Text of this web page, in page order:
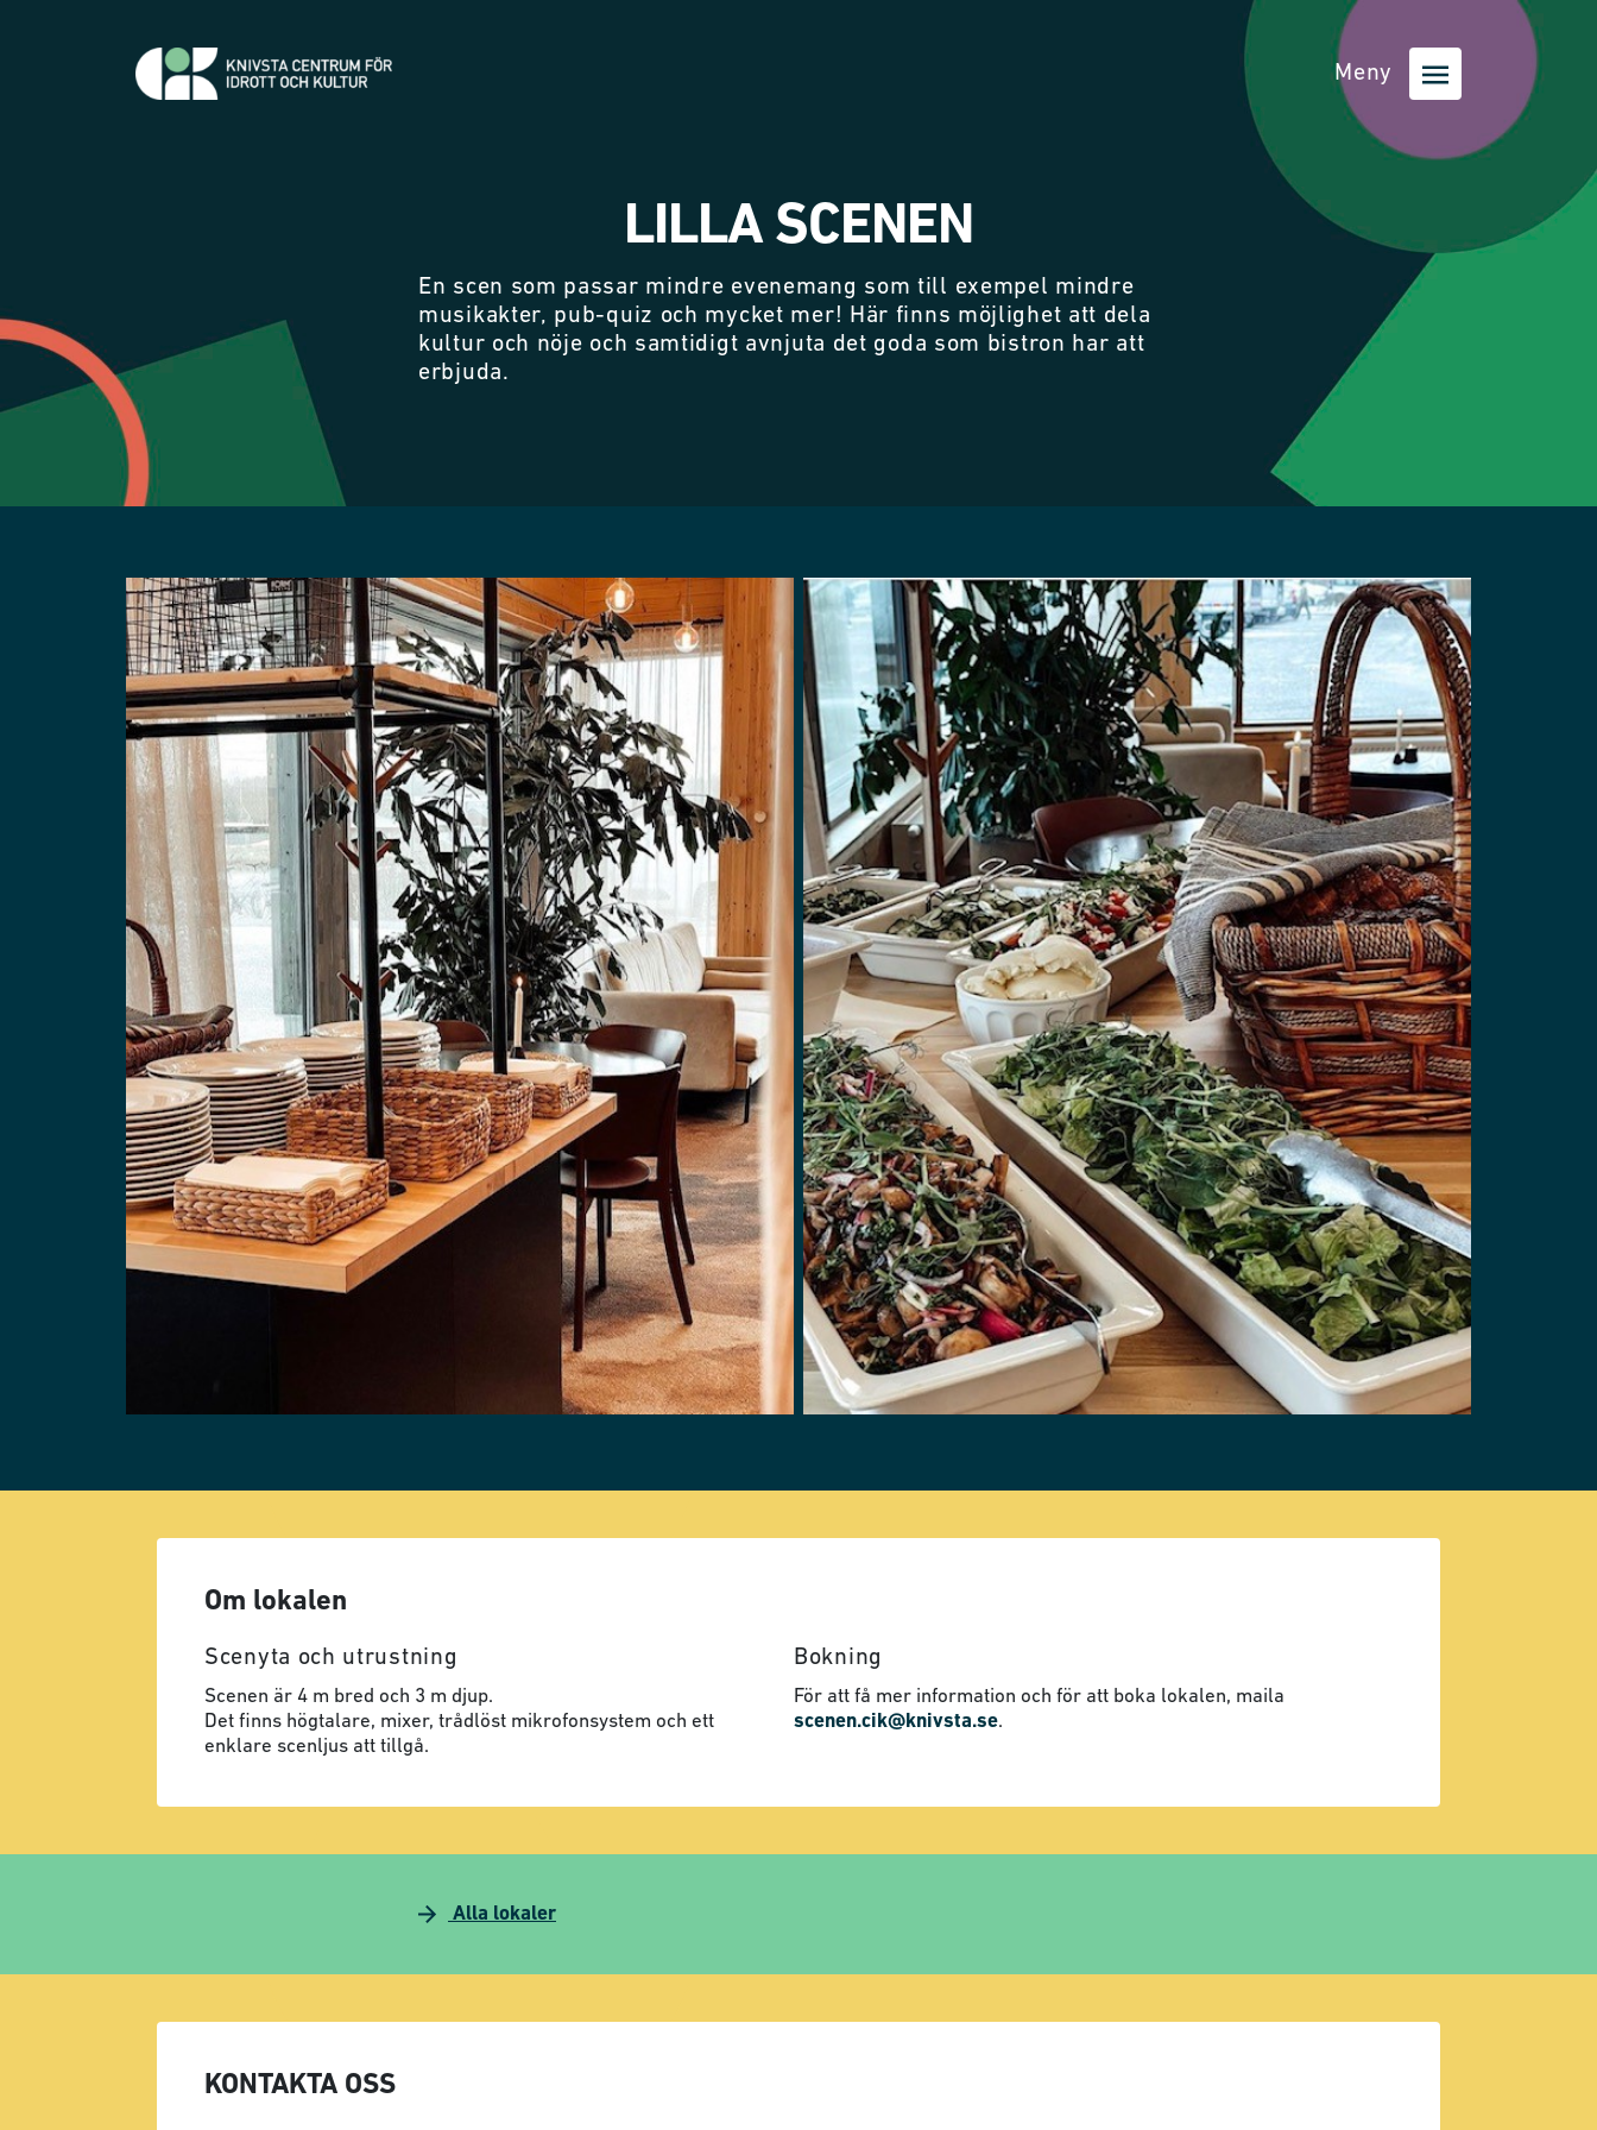
Meny
LILLA SCENEN
En scen som passar mindre evenemang som till exempel mindre
musikakter, pub-quiz och mycket mer! Här finns möjlighet att dela
kultur och nöje och samtidigt avnjuta det goda som bistron har att
erbjuda.
Om lokalen
Scenyta och utrustning
Scenen är 4 m bred och 3 m djup.
Det finns högtalare, mixer, trådlöst mikrofonsystem och ett
enklare scenljus att tillgå.
Bokning
För att få mer information och för att boka lokalen, maila
scenen.cik@knivsta.se.
Alla lokaler
KONTAKTA OSS